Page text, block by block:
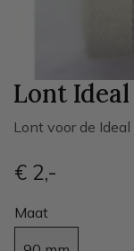
Lont
Lont voor de
€ 2,-
Maat